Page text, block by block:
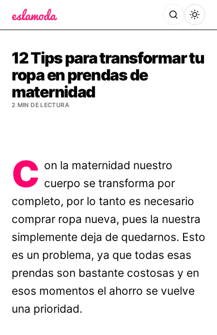
12 Tips para transformar tu
ropa en prendas de
maternidad
2 MIN DE LECTURA
C on la maternidad nuestro
cuerpo se transforma por
completo, por lo tanto es necesario
comprar ropa nueva, pues la nuestra
simplemente deja de quedarnos. Esto
es un problema, ya que todas esas
prendas son bastante costosas y en
esos momentos el ahorro se vuelve
una prioridad.